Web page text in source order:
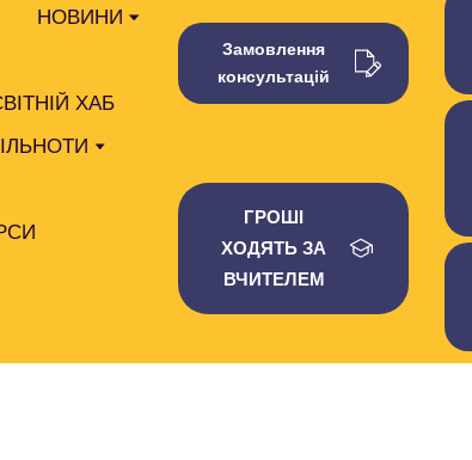
НОВИНИ
ХАБ
Замовлення
консультацій
ГРОШІ
ХОДЯТЬ ЗА
ВЧИТЕЛЕМ